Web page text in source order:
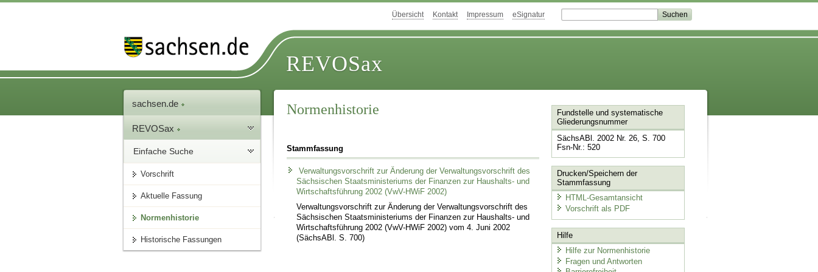
Übersicht Kontakt Impressum eSignatur
REVOSax
sachsen.de
REVOSax
Einfache Suche
Vorschrift
Aktuelle Fassung
Normenhistorie
Historische Fassungen
Normenhistorie
Stammfassung
Verwaltungsvorschrift zur Änderung der Verwaltungsvorschrift des
Sächsischen Staatsministeriums der Finanzen zur Haushalts- und
Wirtschaftsführung 2002 (VwV-HWiF 2002)
Verwaltungsvorschrift zur Änderung der Verwaltungsvorschrift des
Sächsischen Staatsministeriums der Finanzen zur Haushalts- und
Wirtschaftsführung 2002 (VwV-HWiF 2002) vom 4. Juni 2002
(SächsABl. S. 700)
Fundstelle und systematische
Gliederungsnummer
SächsABl. 2002 Nr. 26, S. 700
Fsn-Nr.: 520
Drucken/Speichern der
Stammfassung
HTML-Gesamtansicht
Vorschrift als PDF
Hilfe
Hilfe zur Normenhistorie
Fragen und Antworten